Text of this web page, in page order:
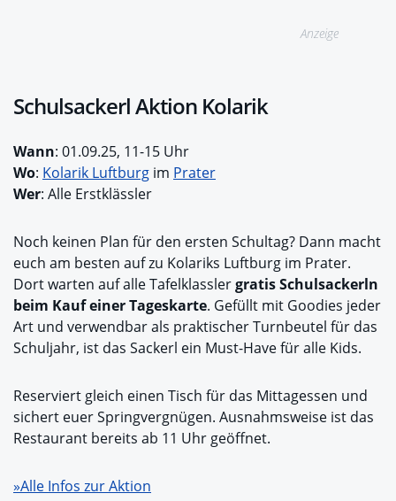
Anzeige
Schulsackerl Aktion Kolarik
Wann: 01.09.25, 11-15 Uhr
Wo: Kolarik Luftburg im Prater
Wer: Alle Erstklässler
Noch keinen Plan für den ersten Schultag? Dann macht
euch am besten auf zu Kolariks Luftburg im Prater.
Dort warten auf alle Tafelklasslergratis Schulsackerln
beim Kauf einer Tageskarte. Gefüllt mit Goodies jeder
Art und verwendbar als praktischer Turnbeutel für das
Schuljahr, ist das Sackerl ein Must-Have für alle Kids.
Reserviert gleich einen Tisch für das Mittagessen und
sichert euer Springvergnügen. Ausnahmsweise ist das
Restaurant bereits ab 11 Uhr geöffnet.
»Alle Infos zur Aktion